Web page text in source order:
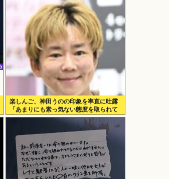
楽しんご、神田うのの印象を率直に吐露
「あまりにも素っ気ない態度を取られて
寂しい」